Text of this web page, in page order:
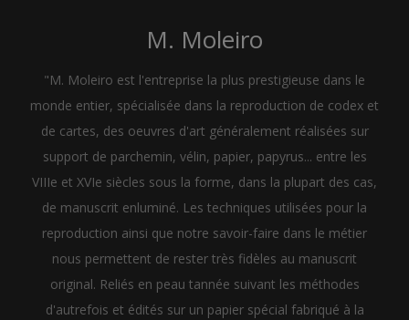
M. Moleiro
"M. Moleiro est l'entreprise la plus prestigieuse dans le
monde entier, spécialisée dans la reproduction de codex et
de cartes, des oeuvres d'art généralement réalisées sur
support de parchemin, vélin, papier, papyrus... entre les
VIIIe et XVIe siècles sous la forme, dans la plupart des cas,
de manuscrit enluminé. Les techniques utilisées pour la
reproduction ainsi que notre savoir-faire dans le métier
nous permettent de rester très fidèles au manuscrit
original. Reliés en peau tannée suivant les méthodes
d'autrefois et édités sur un papier spécial fabriqué à la